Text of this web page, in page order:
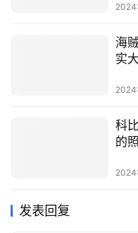
2024
海
实
2024
科
的
2024
发表回复